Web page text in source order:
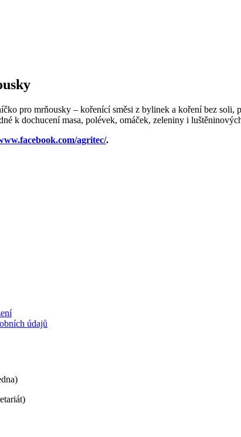
pro mrňousky – kořenící směsi z bylinek a koření bez soli,
k dochucení masa, polévek, omáček, zeleniny i
agritec/.
údajů